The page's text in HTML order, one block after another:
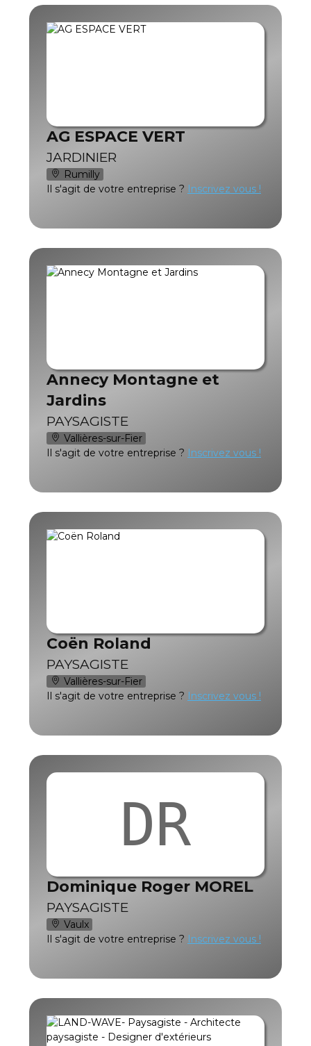
AG ESPACE VERT
JARDINIER
Rumilly
Il s'agit de votre entreprise ? Inscrivez vous !
Annecy Montagne et
Jardins
PAYSAGISTE
Vallières-sur-Fier
Il s'agit de votre entreprise ? Inscrivez vous !
Coën Roland
PAYSAGISTE
Vallières-sur-Fier
Il s'agit de votre entreprise ? Inscrivez vous !
DR
Dominique Roger MOREL
PAYSAGISTE
Vaulx
Il s'agit de votre entreprise ? Inscrivez vous !